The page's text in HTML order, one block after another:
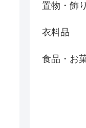
置物・飾
衣料品
食品・お